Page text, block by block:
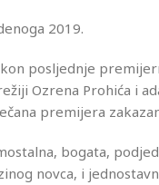
2019.
posljednje
Ozrena Prohića i
premijera
bogata,
novca, i